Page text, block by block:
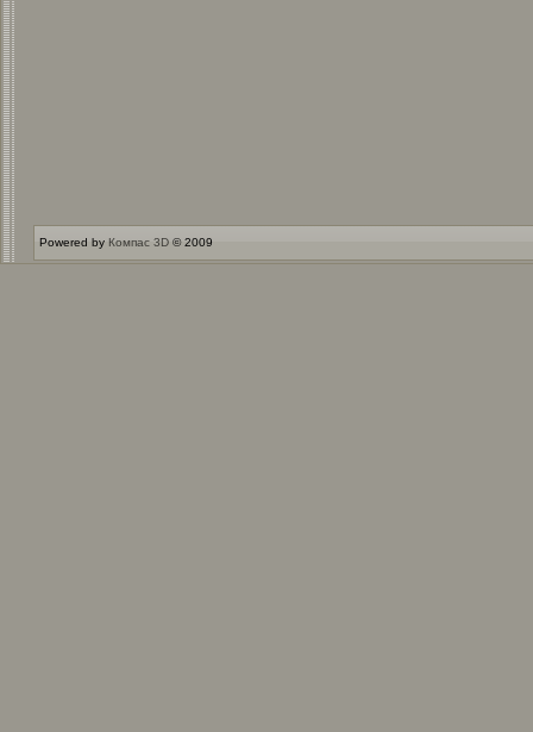
Powered by Компас 3D © 2009